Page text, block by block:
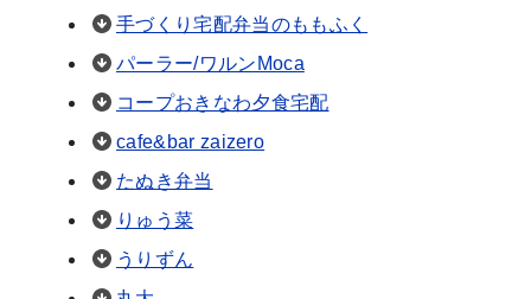
手づくり宅配弁当のももふく
パーラー/ワルンMoca
コープおきなわ夕食宅配
cafe&bar zaizero
たぬき弁当
りゅう菜
うりずん